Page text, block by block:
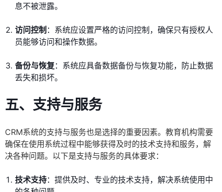
息不被泄露。
访问控制 ：系统应设置严格的访问控制，确保只有授权人
员能够访问和操作数据。
备份与恢复 ：系统应具备数据备份与恢复功能，防止数据
丢失和损坏。
五、支持与服务
CRM系统的支持与服务也是选择的重要因素。教育机构需要
确保在使用系统过程中能够获得及时的技术支持和服务，解
决各种问题。以下是支持与服务的具体要求：
技术支持：提供及时、专业的技术支持，解决系统使用中